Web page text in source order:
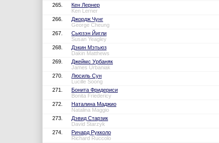
265.
Кен Лернер
Ken Lerner
266.
Джордж Чунг
George Cheung
267.
Сьюзэн Йигли
Susan Yeagley
268.
Дэкин Мэтьюз
Dakin Matthews
269.
Джеймс Урбаняк
James Urbaniak
270.
Люсиль Сун
Lucille Soong
271.
Бонита Фридериси
Bonita Friedericy
272.
Наталина Маджио
Natalina Maggio
273.
Дэвид Старзик
David Starzyk
274.
Ричард Рукколо
Richard Ruccolo